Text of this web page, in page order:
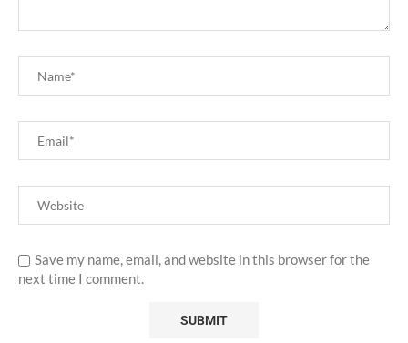
Save my name, email, and website in this browser for the
next time I comment.